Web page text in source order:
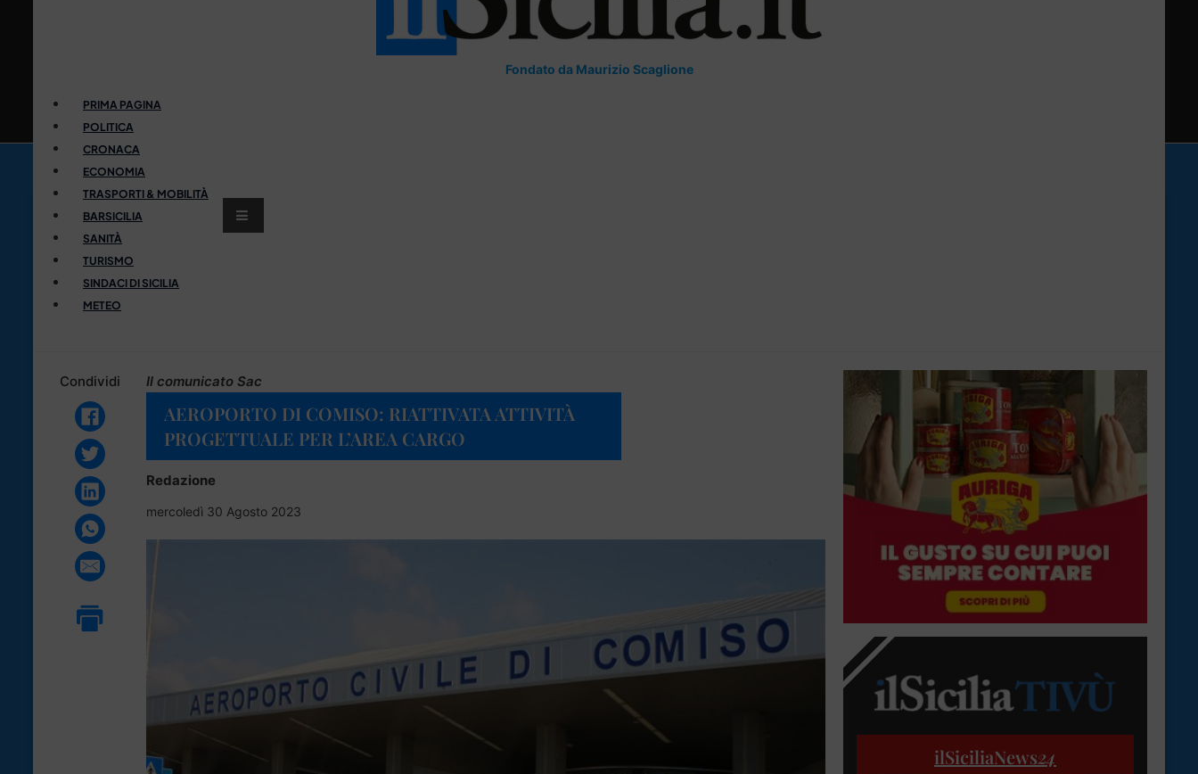
Fondato da Maurizio Scaglione
PRIMA PAGINA
POLITICA
CRONACA
ECONOMIA
TRASPORTI & MOBILITÀ
BARSICILIA
SANITÀ
TURISMO
SINDACI DI SICILIA
METEO
Condividi Il comunicato Sac
AEROPORTO DI COMISO: RIATTIVATA ATTIVITÀ
PROGETTUALE PER L’AREA CARGO
Redazione
mercoledì 30 Agosto 2023
ilSiciliaNews24